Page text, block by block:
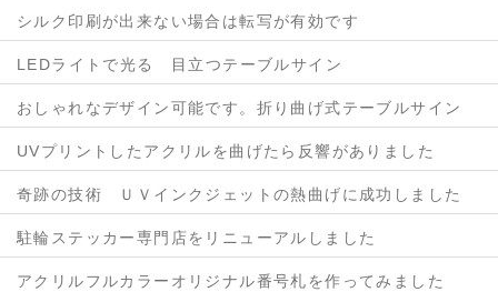
シルク印刷が出来ない場合は転写が有効です
LEDライトで光る 目立つテーブルサイン
おしゃれなデザイン可能です。折り曲げ式テーブルサイン
UVプリントしたアクリルを曲げたら反響がありました
奇跡の技術 ＵＶインクジェットの熱曲げに成功しました
駐輪ステッカー専門店をリニューアルしました
アクリルフルカラーオリジナル番号札を作ってみました